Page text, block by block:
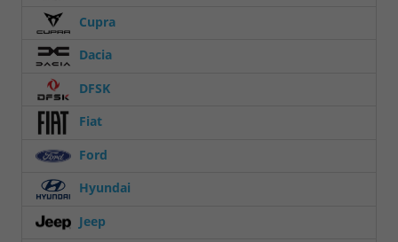
Cupra
Dacia
DFSK
Fiat
Ford
Hyundai
Jeep